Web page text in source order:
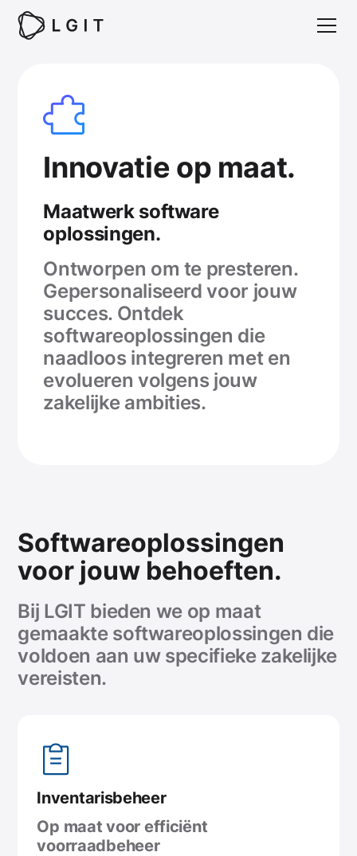
Innovatie op maat.
Maatwerk software
oplossingen.
Ontworpen om te presteren.
Gepersonaliseerd voor jouw
succes. Ontdek
softwareoplossingen die
naadloos integreren met en
evolueren volgens jouw
zakelijke ambities.
Softwareoplossingen
voor jouw behoeften.
Bij LGIT bieden we op maat
gemaakte softwareoplossingen die
voldoen aan uw specifieke zakelijke
vereisten.
Inventarisbeheer
Op maat voor efficiënt
voorraadbeheer